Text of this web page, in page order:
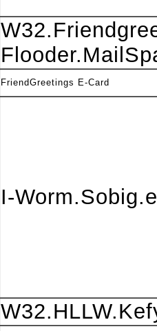
FriendGreetings E-Card
I-Worm.Sobig.e